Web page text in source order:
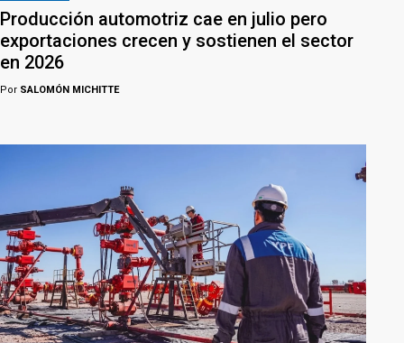
Producción automotriz cae en julio pero
exportaciones crecen y sostienen el sector
en 2026
Por SALOMÓN MICHITTE